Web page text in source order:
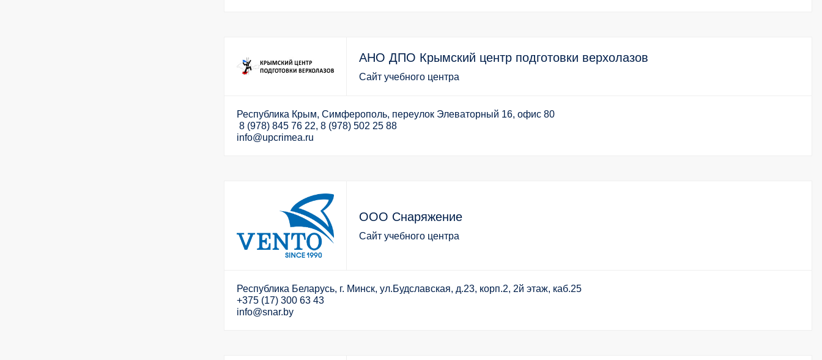
АНО ДПО Крымский центр подготовки верхолазов
Сайт учебного центра
Республика Крым, Симферополь, переулок Элеваторный 16, офис 80
8 (978) 845 76 22, 8 (978) 502 25 88
info@upcrimea.ru
ООО Снаряжение
Сайт учебного центра
Республика Беларусь, г. Минск, ул.Будславская, д.23, корп.2, 2й этаж, каб.25
+375 (17) 300 63 43
info@snar.by